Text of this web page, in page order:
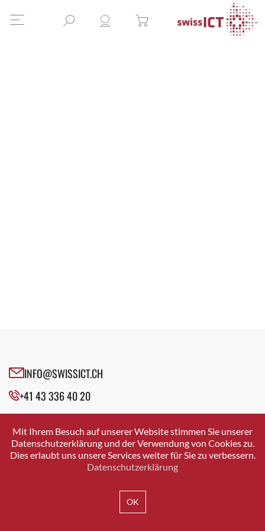
INFO@SWISSICT.CH
+41 43 336 40 20
SWISSICT
VULKANSTRASSE 120
8048 ZURICH
Mit Ihrem Besuch auf unserer Website stimmen Sie unserer
Datenschutzerklärung und der Verwendung von Cookies zu.
Dies erlaubt uns unsere Services weiter für Sie zu verbessern.
Datenschutzerklärung
OK